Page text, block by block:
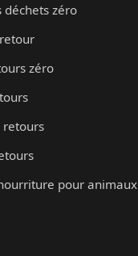
zéro
zéro
retours
pour animaux